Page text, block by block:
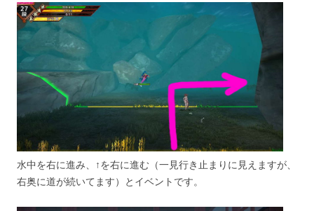
水中を右に進み、↑を右に進む（一見行き止まりに見えますが、
右奥に道が続いてます）とイベントです。